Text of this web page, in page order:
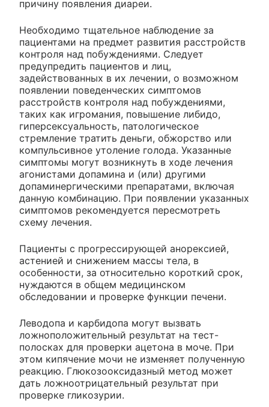
причину появления диареи.
Необходимо тщательное наблюдение за
пациентами на предмет развития расстройств
контроля над побуждениями. Следует
предупредить пациентов и лиц,
задействованных в их лечении, о возможном
появлении поведенческих симптомов
расстройств контроля над побуждениями,
таких как игромания, повышение либидо,
гиперсексуальность, патологическое
стремление тратить деньги, обжорство или
компульсивное утоление голода. Указанные
симптомы могут возникнуть в ходе лечения
агонистами допамина и (или) другими
допаминергическими препаратами, включая
данную комбинацию. При появлении указанных
симптомов рекомендуется пересмотреть
схему лечения.
Пациенты с прогрессирующей анорексией,
астенией и снижением массы тела, в
особенности, за относительно короткий срок,
нуждаются в общем медицинском
обследовании и проверке функции печени.
Леводопа и карбидопа могут вызвать
ложноположительный результат на тест-
полосках для проверки ацетона в моче. При
этом кипячение мочи не изменяет полученную
реакцию. Глюкозооксидазный метод может
дать ложноотрицательный результат при
проверке гликозурии.